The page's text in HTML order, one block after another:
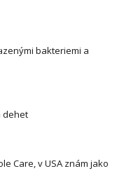
bakteriemi a
dehet
Care, v USA znám jako